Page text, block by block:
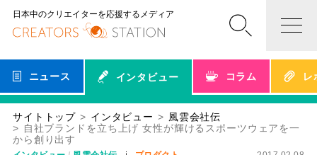
日本中のクリエイターを応援するメディア
ニュース インタビュー コラム レ
サイトトップ インタビュー
風雲会社伝
自社ブランドを立ち上げ 女性が輝けるスポーツウェアを一
から創り出す